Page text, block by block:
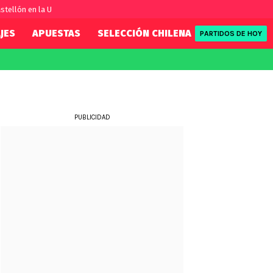
en la U
APUESTAS SELECCIÓN CHILENA REDSPORT
PARTIDOS DE HOY
PUBLICIDAD